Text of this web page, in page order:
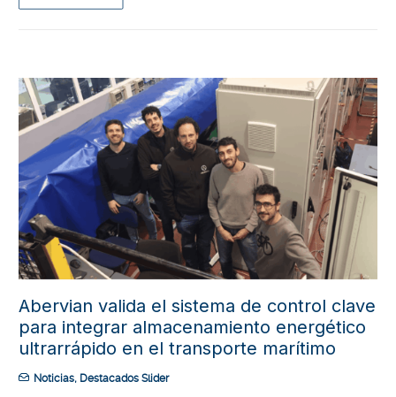
Abervian valida el sistema de control clave
para integrar almacenamiento energético
ultrarrápido en el transporte marítimo
Noticias, Destacados Slider